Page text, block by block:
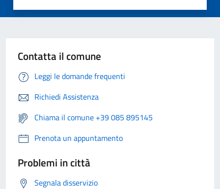
Contatta il comune
Leggi le domande frequenti
Richiedi Assistenza
Chiama il comune +39 085 895145
Prenota un appuntamento
Problemi in città
Segnala disservizio